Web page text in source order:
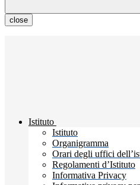
close
Istituto
Istituto
Organigramma
Orari degli uffici
Regolamenti d’Istituto
Informativa Privacy